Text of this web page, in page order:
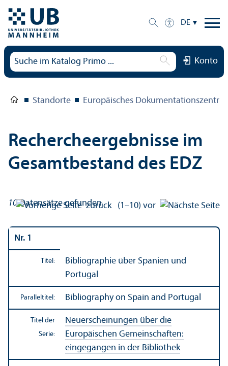
DE
Konto
Standorte Europäisches
Rechercheergebnisse im
Gesamtbestand des EDZ
10Datensätze gefunden
zurück (1–10) vor
Nr. 1
Titel: Bibliographie über Spanien und
Portugal
Paralleltitel: Bibliography on Spain and Portugal
Titel der
Serie:
Neuerscheinungen über die
Europäischen Gemeinschaften:
eingegangen in der Bibliothek